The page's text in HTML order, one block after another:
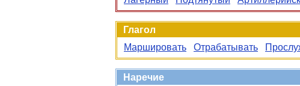
Глагол
Маршировать
Отрабатывать
Наречие